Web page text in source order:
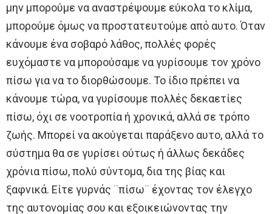
μην μπορούμε να αναστρέψουμε εύκολα το κλίμα,
μπορούμε όμως να προστατευτούμε από αυτο. Όταν
κάνουμε ένα σοβαρό λάθος, πολλές φορές
ευχόμαστε να μπορούσαμε να γυρίσουμε τον χρόνο
πίσω για να το διορθώσουμε. Το ίδιο πρέπει να
κάνουμε τώρα, να γυρίσουμε πολλές δεκαετίες
πίσω, όχι σε νοοτροπία ή χρονικά, αλλά σε τρόπο
ζωής. Μπορεί να ακούγεται παράξενο αυτο, αλλά το
σύστημα θα σε γυρίσει ούτως ή άλλως δεκάδες
χρόνια πίσω, πολύ σύντομα, δια της βίας και
ξαφνικά. Είτε γυρνάς ¨πίσω¨ έχοντας τον έλεγχο
της αυτονομίας σου και εξοικειώνοντας την